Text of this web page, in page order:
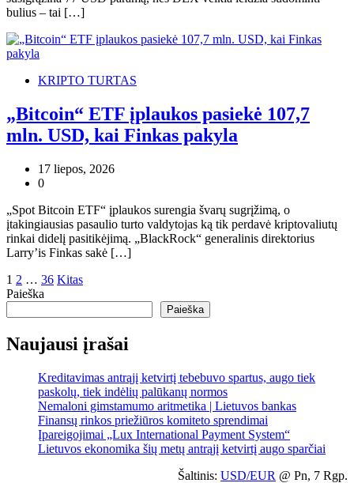
bulius – tai […]
KRIPTO TURTAS
„Bitcoin“ ETF įplaukos pasiekė 107,7
mln. USD, kai Finkas pakyla
17 liepos, 2026
0
„Spot Bitcoin ETF“ įplaukos surengia švarų sugrįžimą, o
įtakingiausias pasaulio turto valdytojas ką tik perdavė kriptovaliutų
rinkai didelį pasitikėjimą. „BlackRock“ generalinis direktorius
Larry’is Finkas sakė […]
Įrašų
puslapiavimas
1 2 … 36 Kitas
Paieška
Paieška
Naujausi įrašai
Kreditavimas antrąjį ketvirtį tebebuvo spartus, augo tiek
paskolų, tiek indėlių palūkanų normos
Nemaloni gimstamumo aritmetika | Lietuvos bankas
Finansų rinkos priežiūros komiteto sprendimai
Įpareigojimai „Lux International Payment System“
Lietuvos ekonomika šių metų antrąjį ketvirtį augo sparčiai
Šaltinis: USD/EUR @ Pn, 7 Rgp.